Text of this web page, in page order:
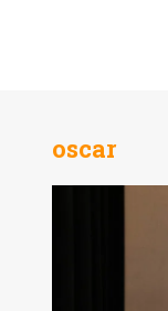
oscar